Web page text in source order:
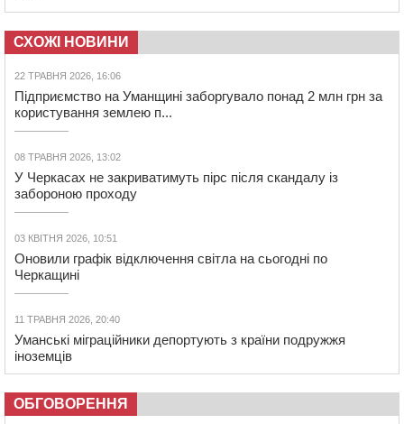
СХОЖІ НОВИНИ
22 ТРАВНЯ 2026, 16:06
Підприємство на Уманщині заборгувало понад 2 млн грн за
користування землею п...
08 ТРАВНЯ 2026, 13:02
У Черкасах не закриватимуть пірс після скандалу із
забороною проходу
03 КВІТНЯ 2026, 10:51
Оновили графік відключення світла на сьогодні по
Черкащині
11 ТРАВНЯ 2026, 20:40
Уманські міграційники депортують з країни подружжя
іноземців
ОБГОВОРЕННЯ